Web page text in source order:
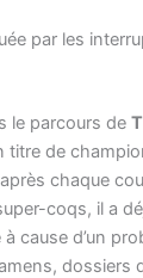
par les
le parcours de
titre de
chaque
coqs, il a
cause d’un
dossiers